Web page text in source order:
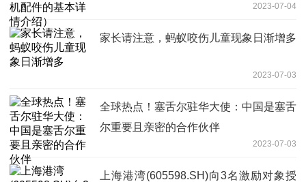
2023-07-04
家长请注意，蚂蚁咬伤儿童现象日渐增多
2023-07-03
全球热点！塞舌尔驻华大使：中国是塞舌
尔重要且亲密的合作伙伴
2023-07-03
上海港湾(605598.SH)向3名激励对象授